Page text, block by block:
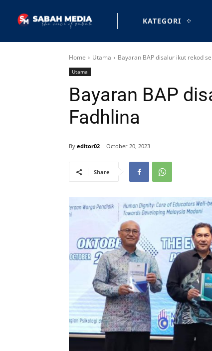
KATEGORI
Home Utama Bayaran BAP disalur ikut rekod
Utama
Bayaran BAP
Fadhlina
By editor02 October 20, 2023
Share